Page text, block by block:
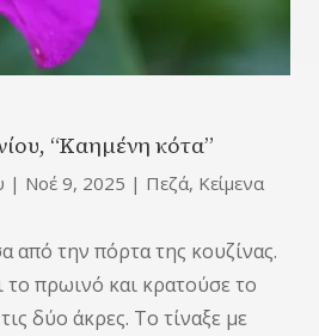
“Καημένη κότα”
| Νοέ 9, 2025 | Πεζά, Κείμενα
από την πόρτα της κουζίνας.
το πρωινό και κρατούσε το
δύο άκρες. Το τίναξε με